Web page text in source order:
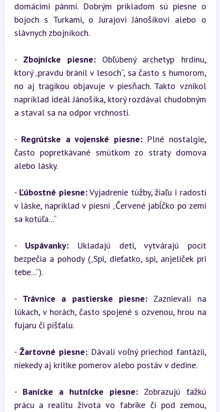
domácimi pánmi. Dobrým príkladom sú piesne o
bojoch s Turkami, o Jurajovi Jánošíkovi alebo o
slávnych zbojníkoch.
- Zbojnícke piesne: Obľúbený archetyp hrdinu,
ktorý „pravdu bránil v lesoch“, sa často s humorom,
no aj tragikou objavuje v piesňach. Takto vznikol
napríklad ideál Jánošíka, ktorý rozdával chudobným
a staval sa na odpor vrchnosti.
- Regrútske a vojenské piesne: Plné nostalgie,
často popretkávané smútkom zo straty domova
alebo lásky.
- Ľúbostné piesne: Vyjadrenie túžby, žiaľu i radosti
v láske, napríklad v piesni „Červené jabĺčko po zemi
sa kotúľa...“
- Uspávanky: Ukladajú deti, vytvárajú pocit
bezpečia a pohody („Spi, dieťatko, spi, anjeliček pri
tebe...“).
- Trávnice a pastierske piesne: Zaznievali na
lúkach, v horách, často spojené s ozvenou, hrou na
fujaru či píšťalu.
- Žartovné piesne: Dávali voľný priechod fantázii,
niekedy aj kritike pomerov alebo postáv v dedine.
- Banícke a hutnícke piesne: Zobrazujú ťažkú
prácu a realitu života vo fabrike či pod zemou,